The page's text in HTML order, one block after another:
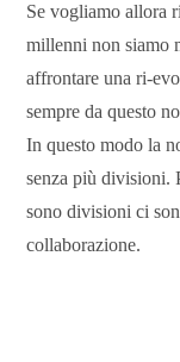
Se vogliamo allora
millenni non siamo
affrontare una ri-
sempre da questo
In questo modo la
senza più divisioni.
sono divisioni ci
collaborazione.